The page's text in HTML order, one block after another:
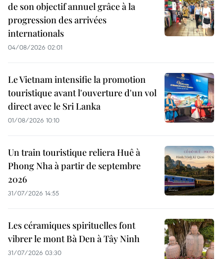
de son objectif annuel grâce à la
progression des arrivées
internationals
04/08/2026 02:01
Le Vietnam intensifie la promotion
touristique avant l'ouverture d'un vol
direct avec le Sri Lanka
01/08/2026 10:10
Un train touristique reliera Huê à
Phong Nha à partir de septembre
2026
31/07/2026 14:55
Les céramiques spirituelles font
vibrer le mont Bà Den à Tây Ninh
31/07/2026 03:30